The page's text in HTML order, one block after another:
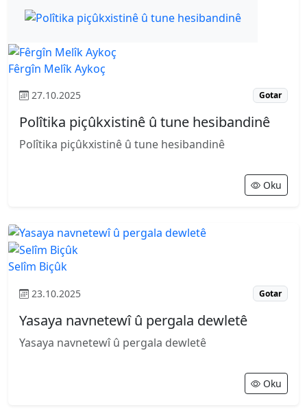
Fêrgîn Melîk Aykoç
27.10.2025 Gotar
Polîtika piçûkxistinê û tune hesibandinê
Polîtika piçûkxistinê û tune hesibandinê
Oku
Selîm Biçûk
23.10.2025 Gotar
Yasaya navnetewî û pergala dewletê
Yasaya navnetewî û pergala dewletê
Oku